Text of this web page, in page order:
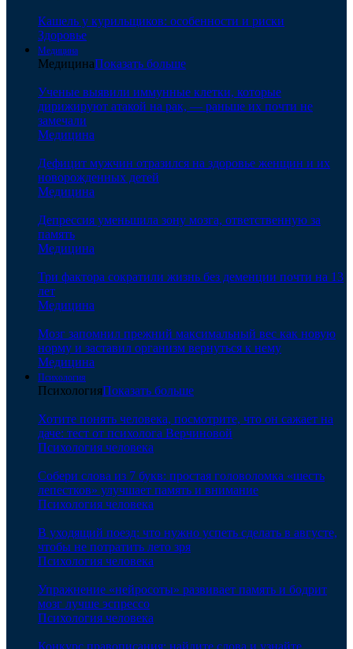
Кашель у курильщиков: особенности и риски
Здоровье
Медицина
МедицинаПоказать больше
Ученые выявили иммунные клетки, которые
дирижируют атакой на рак, — раньше их почти не
замечали
Медицина
Дефицит мужчин отразился на здоровье женщин и их
новорожденных детей
Медицина
Депрессия уменьшила зону мозга, ответственную за
память
Медицина
Три фактора сократили жизнь без деменции почти на 13
лет
Медицина
Мозг запомнил прежний максимальный вес как новую
норму и заставил организм вернуться к нему
Медицина
Психология
ПсихологияПоказать больше
Хотите понять человека, посмотрите, что он сажает на
даче: тест от психолога Верчиновой
Психология человека
Собери слова из 7 букв: простая головоломка «шесть
лепестков» улучшает память и внимание
Психология человека
В уходящий поезд: что нужно успеть сделать в августе,
чтобы не потратить лето зря
Психология человека
Упражнение «нейросоты» развивает память и бодрит
мозг лучше эспрессо
Психология человека
Конкурс правописания: найдите слова и узнайте